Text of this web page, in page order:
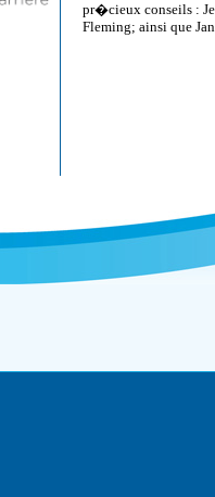
pr�cieux conseils :
Fleming; ainsi que